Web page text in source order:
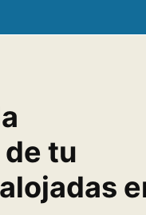
tu